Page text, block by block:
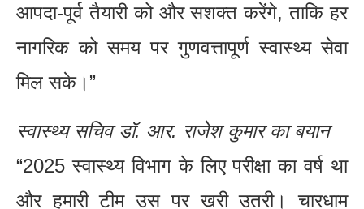
आपदा-पूर्व तैयारी को और सशक्त करेंगे, ताकि हर
नागरिक को समय पर गुणवत्तापूर्ण स्वास्थ्य सेवा
मिल सके।”
स्वास्थ्य सचिव डॉ. आर. राजेश कुमार का बयान
“2025 स्वास्थ्य विभाग के लिए परीक्षा का वर्ष था
और हमारी टीम उस पर खरी उतरी। चारधाम